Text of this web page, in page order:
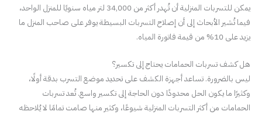
يمكن للتسربات المنزلية أن تُهدر أكثر من 34,000 لتر مياه سنويًا للمنزل الواحد،
فيما تُشير الأبحاث إلى أن إصلاح التسربات البسيطة يوفر على صاحب المنزل ما
يزيد على 10% من قيمة فاتورة المياه.
هل كشف تسربات الحمامات يحتاج إلى تكسير؟
ليس بالضرورة. تساعد أجهزة الكشف على تحديد موضع التسرب بدقة أولًا،
وكثيرًا ما يكون الحل محدودًا دون الحاجة إلى تكسير واسع. تُعد تسربات
الحمامات من أكثر التسربات المنزلية شيوعًا، وكثير منها صامت تمامًا لا يُلاحظه